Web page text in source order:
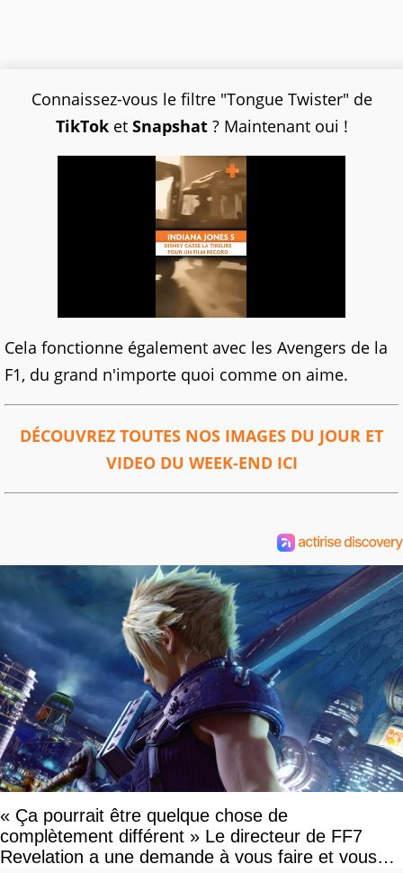
Connaissez-vous le filtre "Tongue Twister" de
TikToket Snapshat? Maintenant oui !
Cela fonctionne également avec les Avengers de la
F1, du grand n'importe quoi comme on aime.
DÉCOUVREZ TOUTES NOS IMAGES DU JOUR ET
VIDEO DU WEEK-END ICI
« Ça pourrait être quelque chose de
complètement différent » Le directeur de FF7
Revelation a une demande à vous faire et vous